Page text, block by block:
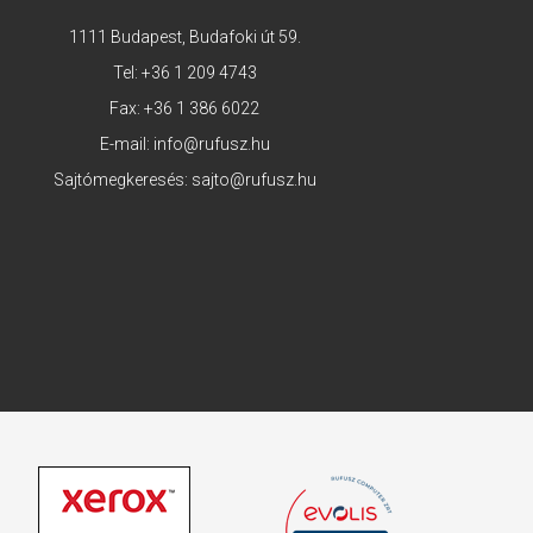
1111 Budapest, Budafoki út 59.
Tel: +36 1 209 4743
Fax: +36 1 386 6022
E-mail: info@rufusz.hu
Sajtómegkeresés: sajto@rufusz.hu